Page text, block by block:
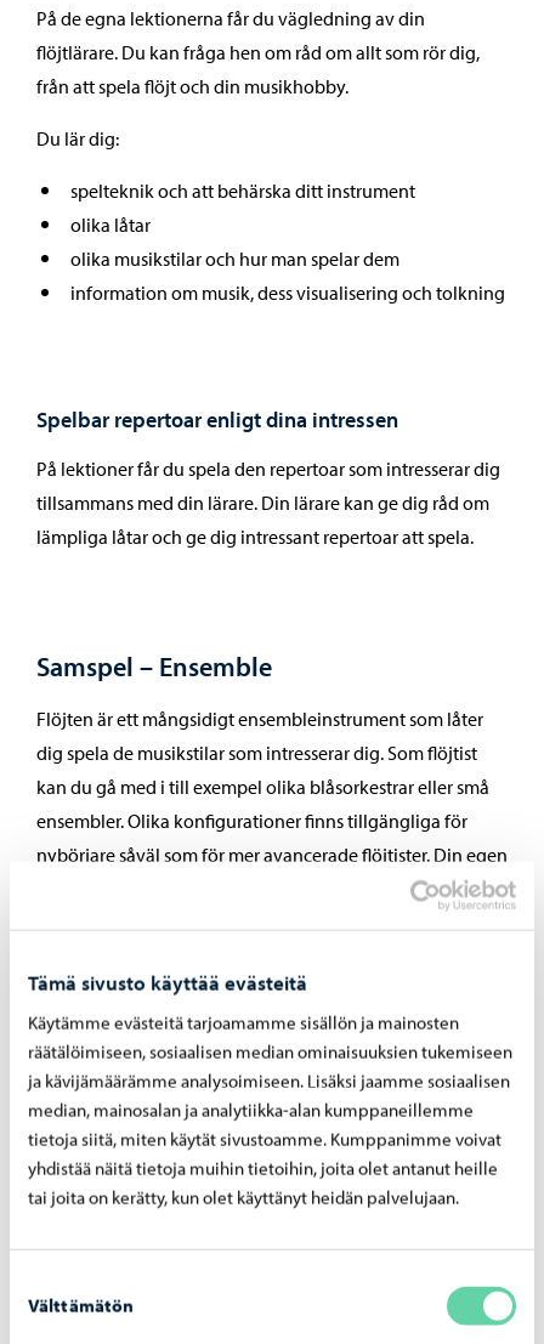
Tämä sivusto käyttää evästeitä
Käytämme evästeitä tarjoamamme sisällön ja mainosten
räätälöimiseen, sosiaalisen median ominaisuuksien tukemiseen
ja kävijämäärämme analysoimiseen. Lisäksi jaamme sosiaalisen
median, mainosalan ja analytiikka-alan kumppaneillemme
tietoja siitä, miten käytät sivustoamme. Kumppanimme voivat
yhdistää näitä tietoja muihin tietoihin, joita olet antanut heille
tai joita on kerätty, kun olet käyttänyt heidän palvelujaan.
valinta
Välttämätön
På de egna lektionerna får du vägledning av din
flöjtlärare. Du kan fråga hen om råd om allt som rör dig,
från att spela flöjt och din musikhobby.
Du lär dig:
spelteknik och att behärska ditt instrument
olika låtar
olika musikstilar och hur man spelar dem
information om musik, dess visualisering och tolkning
Spelbar repertoar enligt dina intressen
På lektioner får du spela den repertoar som intresserar dig
tillsammans med din lärare. Din lärare kan ge dig råd om
lämpliga låtar och ge dig intressant repertoar att spela.
Samspel – Ensemble
Flöjten är ett mångsidigt ensembleinstrument som låter
dig spela de musikstilar som intresserar dig. Som flöjtist
kan du gå med i till exempel olika blåsorkestrar eller små
ensembler. Olika konfigurationer finns tillgängliga för
nybörjare såväl som för mer avancerade flöjtister. Din egen
lärare hjälper dig att hitta en lämplig ensemble.
Läs mer om blåsorkestrarna
Välj sättet att spela följt som passar
dig bäst
Du behöver ingen tidigare musikalisk erfarenhet för att
börja spela flöjt. Du kan börja när som helst, utan
Välj det mest lämpliga sättet för dig att spela flöjt från våra
olika alternativ: